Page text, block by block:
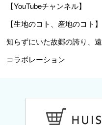
【YouTubeチャンネル】
【生地のコト、産地のコト】
知らずにいた故郷の誇り、
コラボレーション